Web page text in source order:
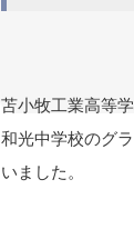
苫小牧工業高等
和光中学校のグ
いました。